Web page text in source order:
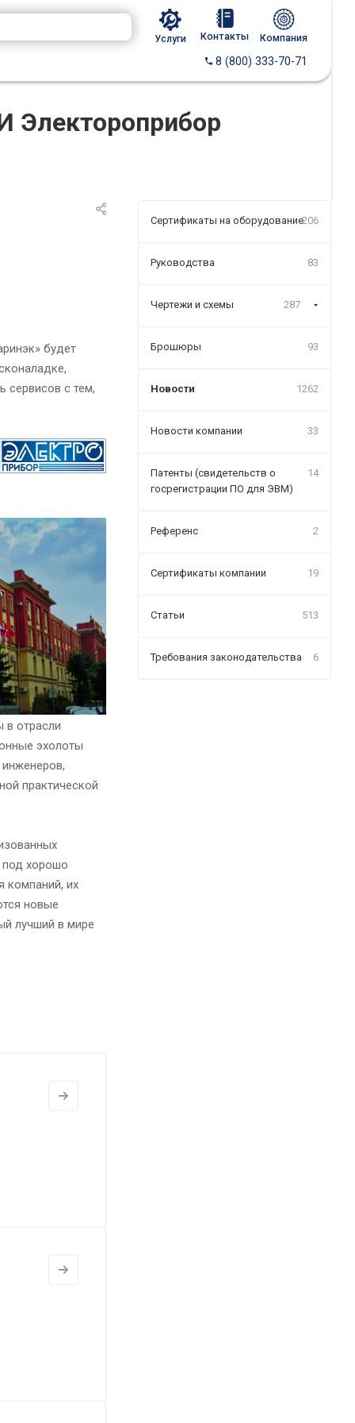
Услуги Контакты Компания
8 (800) 333-70-71
Электороприбор
будет
сервисов с тем,
в отрасли
эхолоты
практической
под хорошо
компаний, их
новые
лучший в мире
Сертификаты на оборудование206
Руководства 83
Чертежи и схемы 287
Брошюры 93
Новости 1262
Новости компании 33
Патенты (свидетельств о
госрегистрации ПО для ЭВМ)
14
Референс 2
Сертификаты компании 19
Статьи 513
Требования законодательства 6